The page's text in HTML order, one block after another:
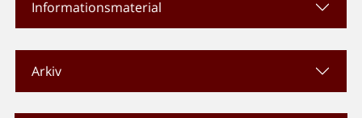
Informationsmaterial
Arkiv